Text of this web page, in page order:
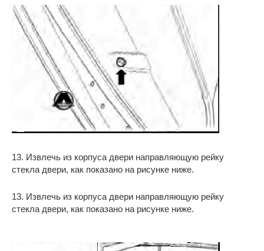
13. Извлечь из корпуса двери направляющую рейку
стекла двери, как показано на рисунке ниже.
13. Извлечь из корпуса двери направляющую рейку
стекла двери, как показано на рисунке ниже.